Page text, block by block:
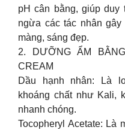
pH cân bằng, giúp duy
ngừa các tác nhân
màng, sáng đẹp.
2. DƯỠNG ẨM BẰNG
CREAM
Dầu hạnh nhân: Là
khoáng chất như Kali,
nhanh chóng.
Tocopheryl Acetate: Là